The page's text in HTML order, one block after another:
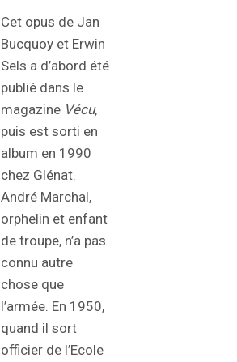
Cet opus de Jan
Bucquoy et Erwin
Sels a d’abord été
publié dans le
magazine Vécu,
puis est sorti en
album en 1990
chez Glénat.
André Marchal,
orphelin et enfant
de troupe, n’a pas
connu autre
chose que
l’armée. En 1950,
quand il sort
officier de l’Ecole